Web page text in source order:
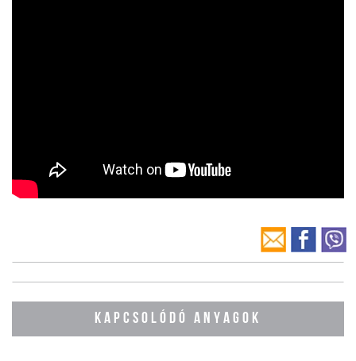
KAPCSOLÓDÓ ANYAGOK